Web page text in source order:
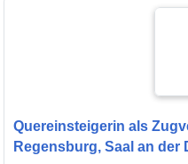
Quereinsteigerin als
Regensburg, Saal an